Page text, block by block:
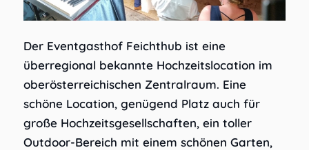
Der Eventgasthof Feichthub ist eine
überregional bekannte Hochzeitslocation im
oberösterreichischen Zentralraum. Eine
schöne Location, genügend Platz auch für
große Hochzeitsgesellschaften, ein toller
Outdoor-Bereich mit einem schönen Garten,